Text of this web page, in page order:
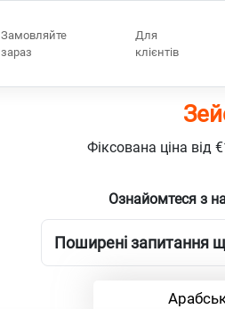
Замовляйте
зараз
Для
клієнтів
Фіксована ціна від
Ознайомтеся з
Поширені запитання